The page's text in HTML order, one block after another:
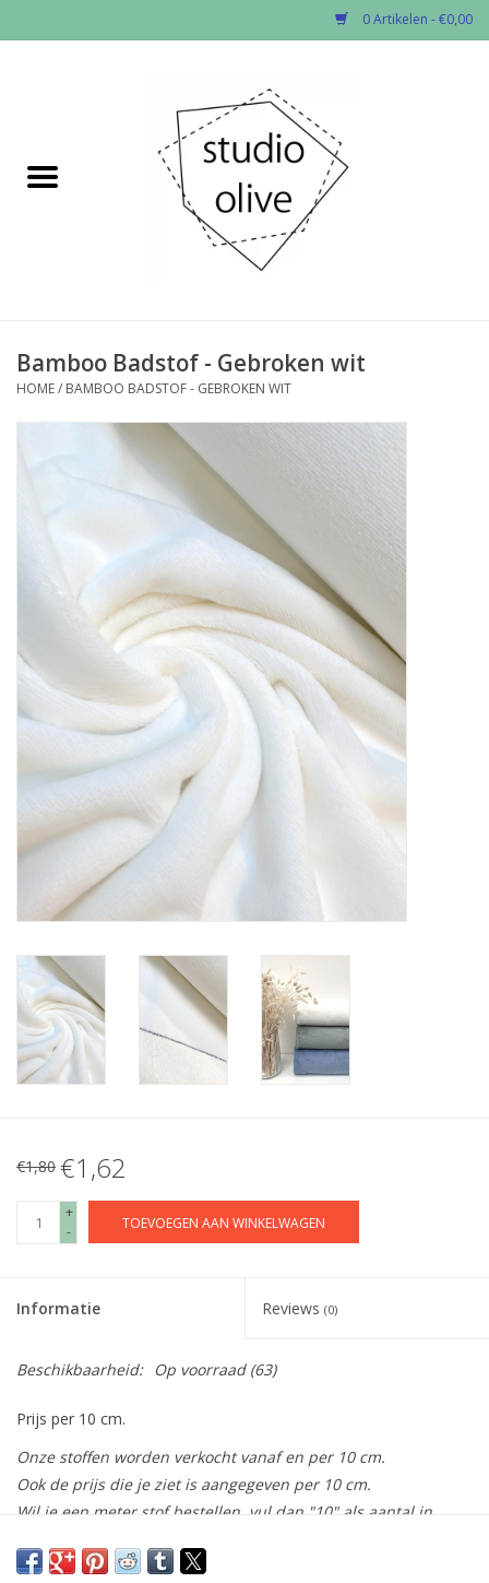
0 Artikelen - €0,00
✂︎Nieuw
Fournituren
Studio Olive inspireert....
Bamboo Badstof - Gebroken wit
HOME/ BAMBOO BADSTOF - GEBROKEN WIT
€1,80 €1,62
+
-
TOEVOEGEN AAN WINKELWAGEN
Informatie Reviews (0)
Beschikbaarheid: Op voorraad(63)
Prijs per 10 cm.
Onze stoffen worden verkocht vanaf en per 10 cm.
Ook de prijs die je ziet is aangegeven per 10 cm.
Wil je een meter stof bestellen, vul dan "10" als aantal in.